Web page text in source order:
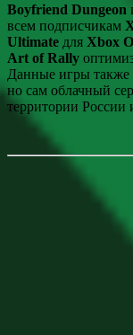
Boyfriend Dungeon
всем подписчикам
Ultimate для Xbox
Art of Rally
Данные игры
но сам облачный
территории России